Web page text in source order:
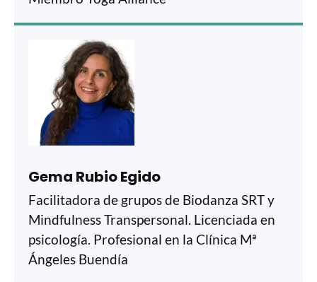
Gema Rubio Egido
Facilitadora de grupos de Biodanza SRT y
Mindfulness Transpersonal. Licenciada en
psicología. Profesional en la Clínica Mª
Ángeles Buendía